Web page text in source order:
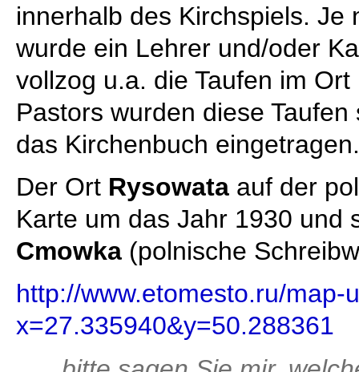
innerhalb des Kirchspiels. Je
wurde ein Lehrer und/oder
vollzog u.a. die Taufen im
Pastors wurden diese
das Kirchenbuch eingetragen.
Der Ort Rysowata auf der
Karte um das Jahr 1930 und
Cmowka (polnische
http://www.etomesto.ru/map-
x=27.335940&y=50.288361